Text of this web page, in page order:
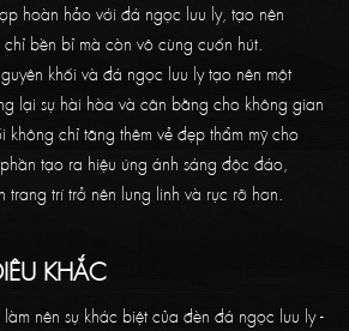
hoàn hảo với đá ngọc lưu ly, tạo nên
bền bỉ mà còn vô cùng cuốn hút.
khối và đá ngọc lưu ly tạo nên một
lại sự hài hòa và cân bằng cho không gian
không chỉ tăng thêm vẻ đẹp thẩm mỹ cho
tạo ra hiệu ứng ánh sáng độc đáo,
trang trí trở nên lung linh và rực rỡ hơn.
KHẮC
nên sự khác biệt của đèn đá ngọc lưu ly -